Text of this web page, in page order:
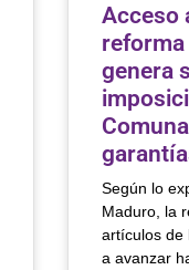
Acceso
genera
Según lo
Maduro, la
artículos de
a avanzar